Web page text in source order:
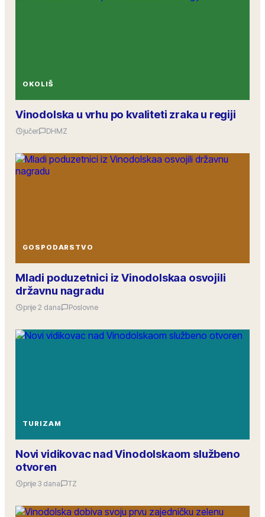
OKOLIŠ
Vinodolska u vrhu po kvaliteti zraka u regiji
jučer DHMZ
GOSPODARSTVO
Mladi poduzetnici iz Vinodolskaa osvojili
državnu nagradu
prije 2 dana Poslovne
TURIZAM
Novi vidikovac nad Vinodolskaom službeno
otvoren
prije 3 dana TZ